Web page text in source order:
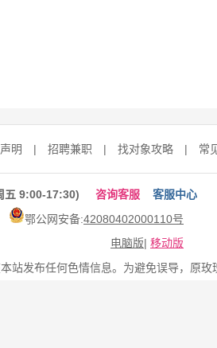
明 | 招聘兼职 | 找对象攻略 | 常
五 9:00-17:30) 咨询客服
客服中心
鄂公网安备:42080402000110号
电脑版| 移动版
发布任何色情信息。为避免误导，原玫